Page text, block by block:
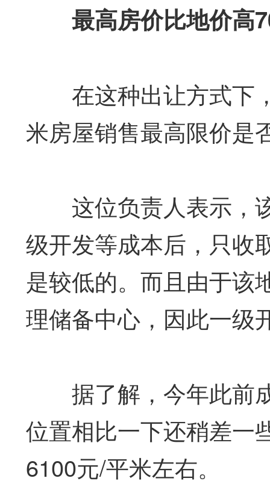
最高房价比地价高
在这种出让方式下
米房屋销售最高限价是
这位负责人表示，
级开发等成本后，只收
是较低的。而且由于该
理储备中心，因此一级
据了解，今年此前
位置相比一下还稍差一
6100元/平米左右。